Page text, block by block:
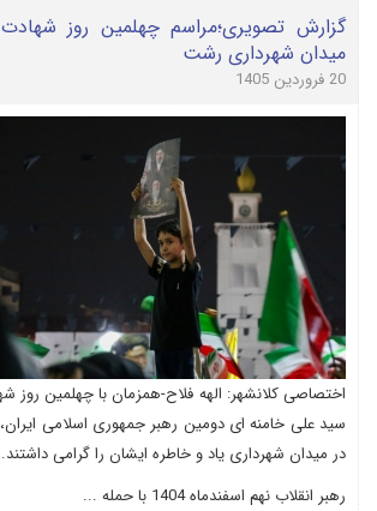
گزارش تصویری؛مراسم چهلمین روز شهادت
میدان شهرداری رشت
20 فروردین 1405
اختصاصی کلانشهر: الهه فلاح-همزمان با چهلمین روز
سید علی خامنه ای دومین رهبر جمهوری اسلامی
در میدان شهرداری یاد و خاطره ایشان را گرامی داشتند.
رهبر انقلاب نهم اسفندماه 1404 با حمله ...